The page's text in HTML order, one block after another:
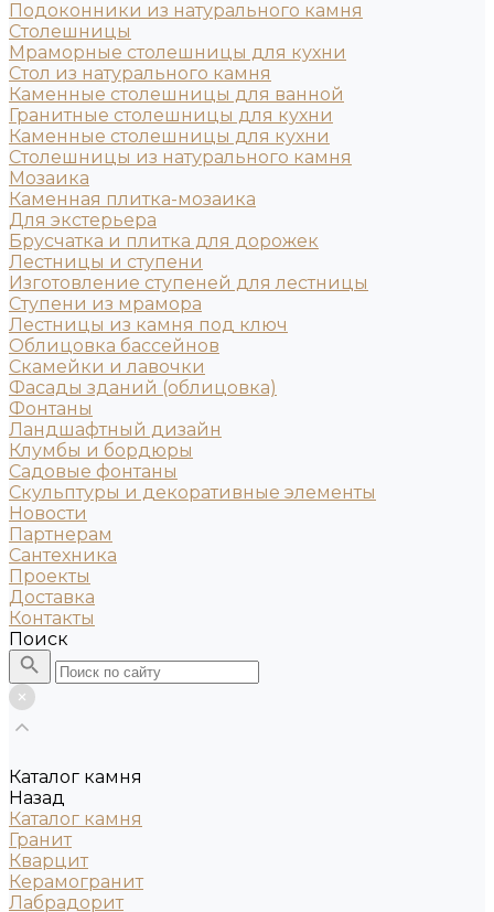
Подоконники из натурального камня
Столешницы
Мраморные столешницы для кухни
Стол из натурального камня
Каменные столешницы для ванной
Гранитные столешницы для кухни
Каменные столешницы для кухни
Столешницы из натурального камня
Мозаика
Каменная плитка-мозаика
Для экстерьера
Брусчатка и плитка для дорожек
Лестницы и ступени
Изготовление ступеней для лестницы
Ступени из мрамора
Лестницы из камня под ключ
Облицовка бассейнов
Скамейки и лавочки
Фасады зданий (облицовка)
Фонтаны
Ландшафтный дизайн
Клумбы и бордюры
Садовые фонтаны
Скульптуры и декоративные элементы
Новости
Партнерам
Сантехника
Проекты
Доставка
Контакты
Поиск
Каталог камня
Назад
Каталог камня
Гранит
Кварцит
Керамогранит
Лабрадорит